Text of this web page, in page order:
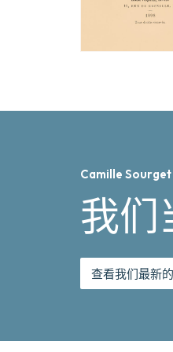
Camille Sourget
我们
查看我们最新